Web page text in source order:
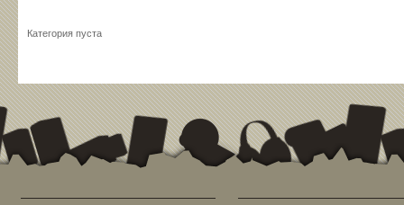
Категория пуста